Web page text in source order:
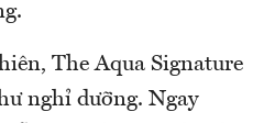
The Aqua Signature
nghỉ dưỡng. Ngay